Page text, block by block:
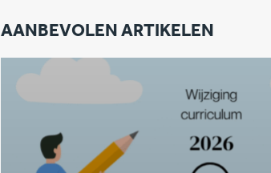
AANBEVOLEN ARTIKELEN